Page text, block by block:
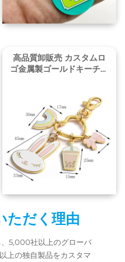
高品質卸販売 カスタムロ
ゴ金属製ゴールドキーチェ
ただく理由
5,000社以上のグローバ
上の独自製品をカスタマ